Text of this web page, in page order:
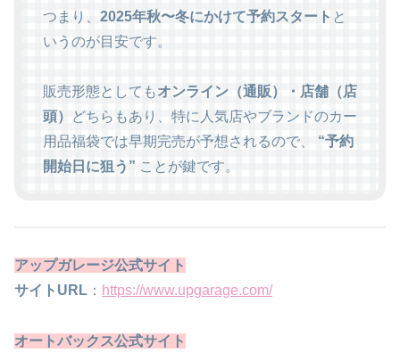
つまり、 2025年秋〜冬にかけて予約スタート と
いうのが目安です。
販売形態としてもオンライン（通販）・店舗（店
頭）
どちらもあり、特に人気店やブランドのカー
用品福袋では早期完売が予想されるので、 “予約
開始日に狙う” ことが鍵です。
アップガレージ公式サイト
サイトURL ： https://www.upgarage.com/
オートバックス公式サイト